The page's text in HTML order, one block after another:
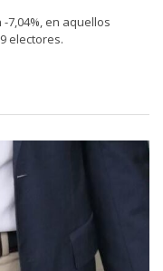
7,04%, en aquellos
electores.